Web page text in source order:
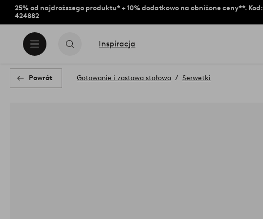
25% od najdroższego produktu* + 10% dodatkowo na obniżone ceny**. Kod:
424882
Inspiracja
Powrót Gotowanie i zastawa stołowa Serwetki